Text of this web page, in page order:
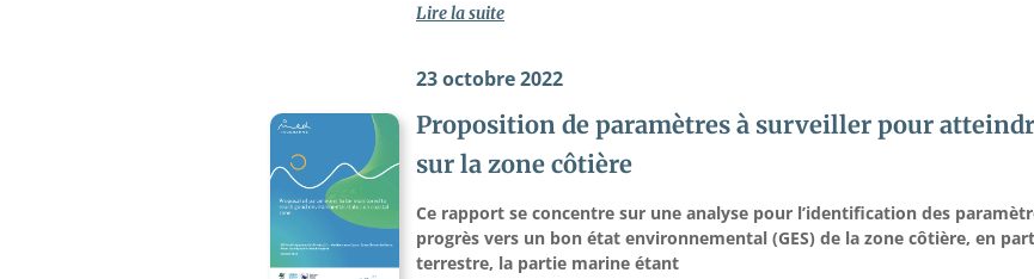
Lire la suite
23 octobre 2022
Proposition de paramètres à surveiller pour
sur la zone côtière
Ce rapport se concentre sur une analyse pour l’identification des
progrès vers un bon état environnemental (GES) de la zone côtière, en
terrestre, la partie marine étant